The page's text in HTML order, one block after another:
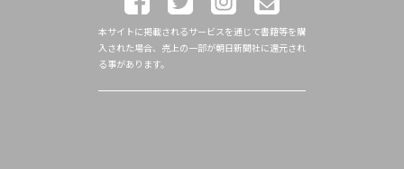
本サイトに掲載されるサービスを通じて書籍等を購
入された場合、売上の一部が朝日新聞社に還元され
る事があります。